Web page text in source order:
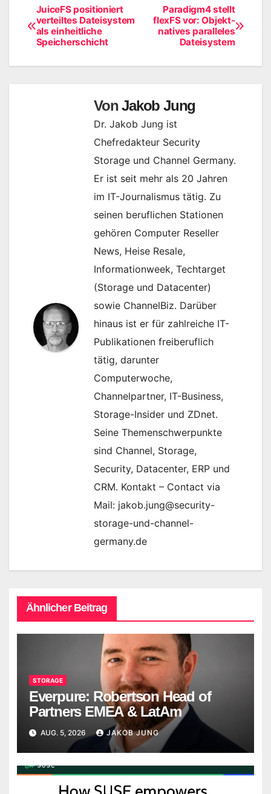
BeitragsnavigationParadigm4 stellt
flexFS vor: Objekt-
natives paralleles
Dateisystem
JuiceFS positioniert
verteiltes Dateisystem
als einheitliche
Speicherschicht
VonJakob Jung
Dr. Jakob Jung ist
Chefredakteur Security
Storage und Channel Germany.
Er ist seit mehr als 20 Jahren
im IT-Journalismus tätig. Zu
seinen beruflichen Stationen
gehören Computer Reseller
News, Heise Resale,
Informationweek, Techtarget
(Storage und Datacenter)
sowie ChannelBiz. Darüber
hinaus ist er für zahlreiche IT-
Publikationen freiberuflich
tätig, darunter
Computerwoche,
Channelpartner, IT-Business,
Storage-Insider und ZDnet.
Seine Themenschwerpunkte
sind Channel, Storage,
Security, Datacenter, ERP und
CRM. Kontakt – Contact via
Mail: jakob.jung@security-
storage-und-channel-
germany.de
Ähnlicher Beitrag
STORAGE
Everpure: Robertson Head of
Partners EMEA & LatAm
AUG. 5, 2026 JAKOB JUNG